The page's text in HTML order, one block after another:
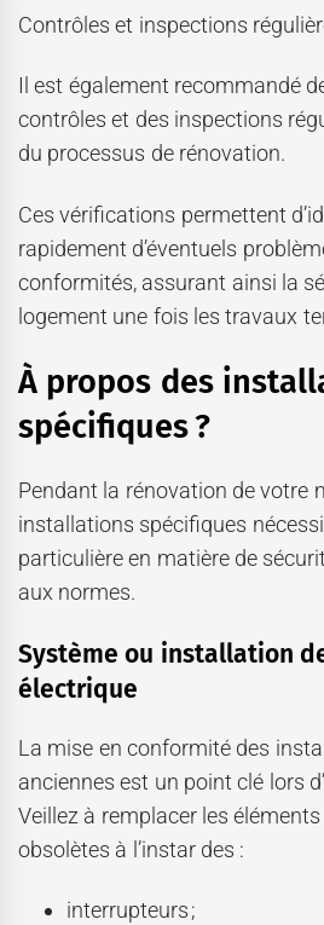
Contrôles et inspections
Il est également recommandé
contrôles et des inspections
du processus de rénovation.
Ces vérifications permettent
rapidement d’éventuels
conformités, assurant ainsi la
logement une fois les travaux
À propos des
spécifiques ?
Pendant la rénovation de votre
installations spécifiques
particulière en matière de
aux normes.
Système ou installation
électrique
La mise en conformité des
anciennes est un point clé lors
Veillez à remplacer les
obsolètes à l’instar des :
interrupteurs ;